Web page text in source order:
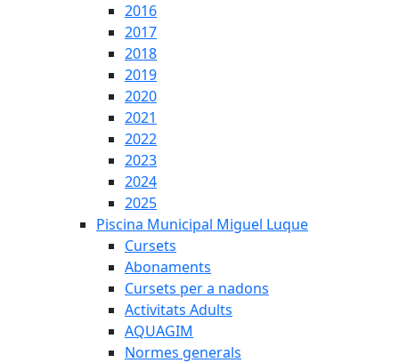
2016
2017
2018
2019
2020
2021
2022
2023
2024
2025
Piscina Municipal Miguel Luque
Cursets
Abonaments
Cursets per a nadons
Activitats Adults
AQUAGIM
Normes generals